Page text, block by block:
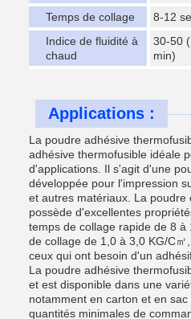
Temps de collage
8-12
Indice de fluidité à
chaud
30-50
min)
Applications :
La poudre adhésive
adhésive thermofusible idéale
d'applications. Il s'agit d'une
développée pour l'impression
et autres matériaux. La poudre
possède d'excellentes
temps de collage rapide de 8 à
de collage de 1,0 à 3,0 KG/C
ceux qui ont besoin d'un
La poudre adhésive
et est disponible dans une
notamment en carton et en
quantités minimales de